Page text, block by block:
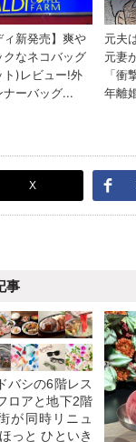
X
事
バシの6階レス
ロアと地下2階
が同時リニュ
っと ひといき